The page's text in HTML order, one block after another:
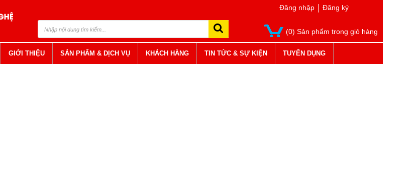
Đăng nhập Đăng ký
(0) Sản phẩm trong giỏ hàng
GIỚI THIỆU SẢN PHẨM & DỊCH VỤ KHÁCH HÀNG TIN TỨC & SỰ KIỆN TUYỂN DỤNG